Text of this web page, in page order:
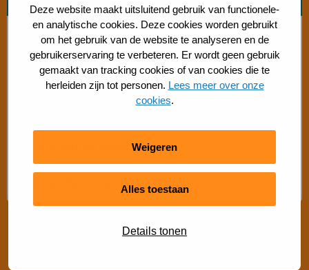
Deze website maakt uitsluitend gebruik van functionele-
en analytische cookies. Deze cookies worden gebruikt
om het gebruik van de website te analyseren en de
gebruikerservaring te verbeteren. Er wordt geen gebruik
gemaakt van tracking cookies of van cookies die te
herleiden zijn tot personen. Lees meer over onze
cookies.
Weigeren
Alles toestaan
Details tonen
Bosch beweegaanbod
Sporten met beperking
Gratis buiten bewegen
Advies Sport- en Beweegadviseur